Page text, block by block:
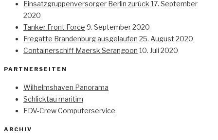
Einsatzgruppenversorger Berlin zurück 17. September
2020
Tanker Front Force 9. September 2020
Fregatte Brandenburg ausgelaufen 25. August 2020
Containerschiff Maersk Serangoon 10. Juli 2020
PARTNERSEITEN
Wilhelmshaven Panorama
Schlicktau maritim
EDV-Crew Computerservice
ARCHIV